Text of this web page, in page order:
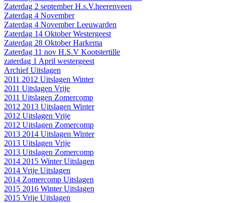
Zaterdag 2 september H.s.V.heerenveen
Zaterdag 4 November
Zaterdag 4 November Leeuwarden
Zaterdag 14 Oktober Westergeest
Zaterdag 28 Oktober Harkema
Zaterdag 11 nov H.S.V Kootstertille
zaterdag 1 April westergeest
Archief Uitslagen
2011 2012 Uitslagen Winter
2011 Uitslagen Vrije
2011 Uitslagen Zomercomp
2012 2013 Uitslagen Winter
2012 Uitslagen Vrije
2012 Uitslagen Zomercomp
2013 2014 Uitslagen Winter
2013 Uitslagen Vrije
2013 Uitslagen Zomercomp
2014 2015 Winter Uitslagen
2014 Vrije Uitslagen
2014 Zomercomp Uitslagen
2015 2016 Winter Uitslagen
2015 Vrije Uitslagen